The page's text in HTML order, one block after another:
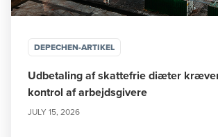
DEPECHEN-ARTIKEL
Udbetaling af skattefrie diæter
kontrol af arbejdsgivere
JULY 15, 2026